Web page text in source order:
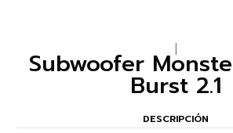
Subwoofer
Burst 2.1
DESCRIPCIÓN